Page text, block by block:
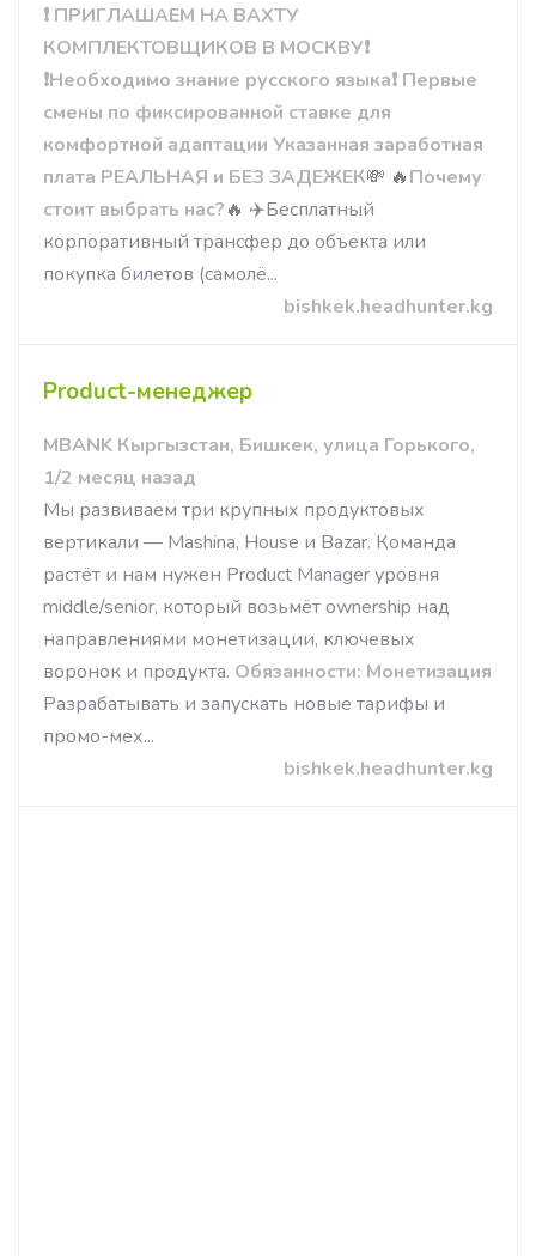
❗ ПРИГЛАШАЕМ НА ВАХТУ
КОМПЛЕКТОВЩИКОВ В МОСКВУ❗
❗Необходимо знание русского языка❗ Первые
смены по фиксированной ставке для
комфортной адаптации Указанная заработная
плата РЕАЛЬНАЯ и БЕЗ ЗАДЕЖЕК💸 🔥Почему
стоит выбрать нас?🔥 ✈️Бесплатный
корпоративный трансфер до объекта или
покупка билетов (самолё...
bishkek.headhunter.kg
Product-менеджер
MBANK Кыргызстан, Бишкек, улица Горького,
1/2 месяц назад
Мы развиваем три крупных продуктовых
вертикали — Mashina, House и Bazar. Команда
растёт и нам нужен Product Manager уровня
middle/senior, который возьмёт ownership над
направлениями монетизации, ключевых
воронок и продукта. Обязанности: Монетизация
Разрабатывать и запускать новые тарифы и
промо-мех...
bishkek.headhunter.kg